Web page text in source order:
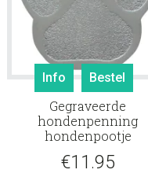
Info Bestel
Gegraveerde
hondenpenning
hondenpootje
€11.95